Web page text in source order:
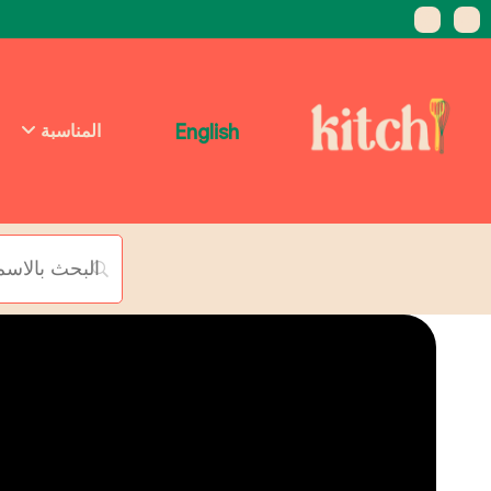
English المناسبة